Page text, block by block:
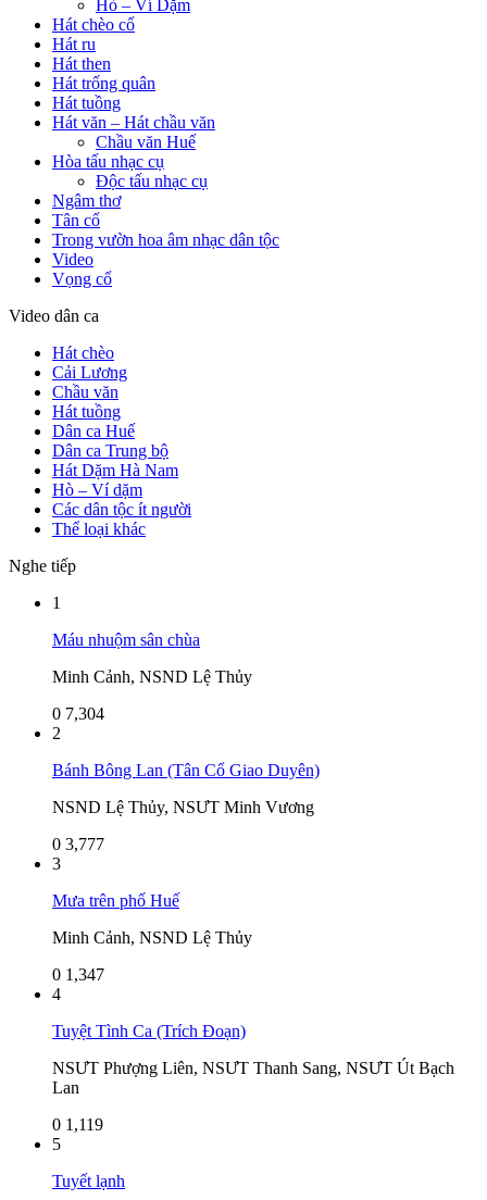
Hò – Ví Dặm
Hát chèo cổ
Hát ru
Hát then
Hát trống quân
Hát tuồng
Hát văn – Hát chầu văn
Chầu văn Huế
Hòa tấu nhạc cụ
Độc tấu nhạc cụ
Ngâm thơ
Tân cổ
Trong vườn hoa âm nhạc dân tộc
Video
Vọng cổ
Video dân ca
Hát chèo
Cải Lương
Chầu văn
Hát tuồng
Dân ca Huế
Dân ca Trung bộ
Hát Dặm Hà Nam
Hò – Ví dặm
Các dân tộc ít người
Thể loại khác
Nghe tiếp
1
Máu nhuộm sân chùa
Minh Cảnh, NSND Lệ Thủy
0 7,304
2
Bánh Bông Lan (Tân Cổ Giao Duyên)
NSND Lệ Thủy, NSƯT Minh Vương
0 3,777
3
Mưa trên phố Huế
Minh Cảnh, NSND Lệ Thủy
0 1,347
4
Tuyệt Tình Ca (Trích Đoạn)
NSƯT Phượng Liên, NSƯT Thanh Sang, NSƯT Út Bạch
Lan
0 1,119
5
Tuyết lạnh